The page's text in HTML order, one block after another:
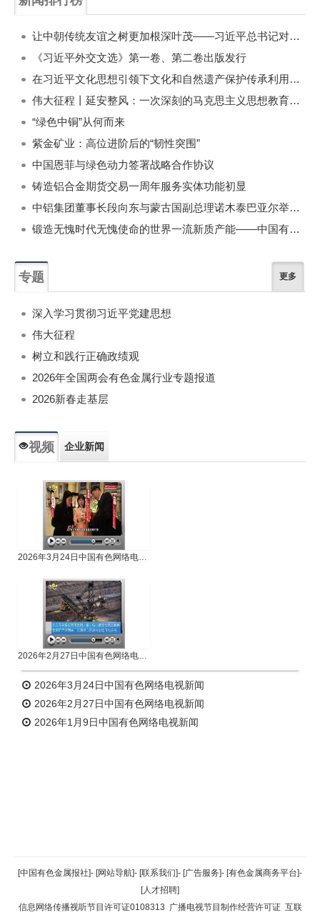
让中朝传统友谊之树更加根深叶茂——习近平总书记对朝鲜进行国事访问纪实
《习近平外交文选》第一卷、第二卷出版发行
在习近平文化思想引领下文化和自然遗产保护传承利用工作开创新局面
伟大征程丨延安整风：一次深刻的马克思主义思想教育运动
“绿色中铜”从何而来
紫金矿业：高位进阶后的“韧性突围”
中国恩菲与绿色动力签署战略合作协议
铸造铝合金期货交易一周年服务实体功能初显
中铝集团董事长段向东与蒙古国副总理诺木泰巴亚尔举行会谈
锻造无愧时代无愧使命的世界一流新质产能——中国有色金属工业的战略应对与破局之道（二）
专题 更多
深入学习贯彻习近平党建思想
伟大征程
树立和践行正确政绩观
2026年全国两会有色金属行业专题报道
2026新春走基层
视频 企业新闻
2026年3月24日中国有色网络电视新闻
2026年2月27日中国有色网络电视新闻
2026年3月24日中国有色网络电视新闻
2026年2月27日中国有色网络电视新闻
2026年1月9日中国有色网络电视新闻
返回顶部
返回首页
[中国有色金属报社]- [网站导航]- [联系我们]- [广告服务]- [有色金属商务平台]-
[人才招聘]
信息网络传播视听节目许可证0108313 广播电视节目制作经营许可证 互联